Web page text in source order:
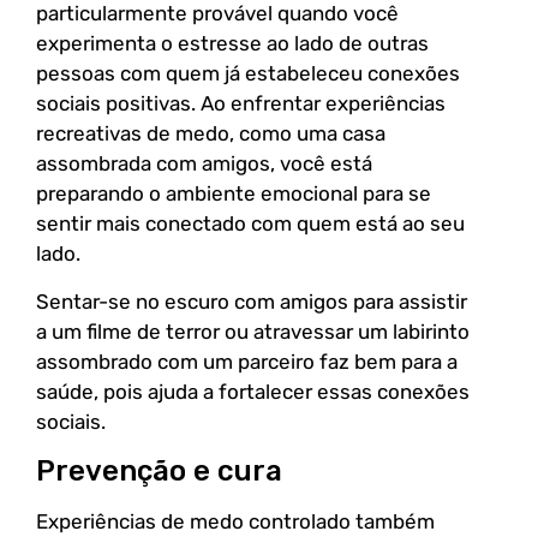
particularmente provável quando você
experimenta o estresse ao lado de outras
pessoas com quem já estabeleceu conexões
sociais positivas. Ao enfrentar experiências
recreativas de medo, como uma casa
assombrada com amigos, você está
preparando o ambiente emocional para se
sentir mais conectado com quem está ao seu
lado.
Sentar-se no escuro com amigos para assistir
a um filme de terror ou atravessar um labirinto
assombrado com um parceiro faz bem para a
saúde, pois ajuda a fortalecer essas conexões
sociais.
Prevenção e cura
Experiências de medo controlado também